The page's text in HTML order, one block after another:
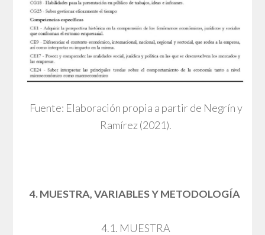
Fuente: Elaboración propia a partir de Negrín y
Ramírez (2021).
4. MUESTRA, VARIABLES Y METODOLOGÍA
4.1. MUESTRA